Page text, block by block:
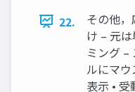
22.
その他
け – 元
ミング –
ルにマ
表示 •